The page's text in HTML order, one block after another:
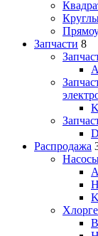
Запчасти 8
Распродажа